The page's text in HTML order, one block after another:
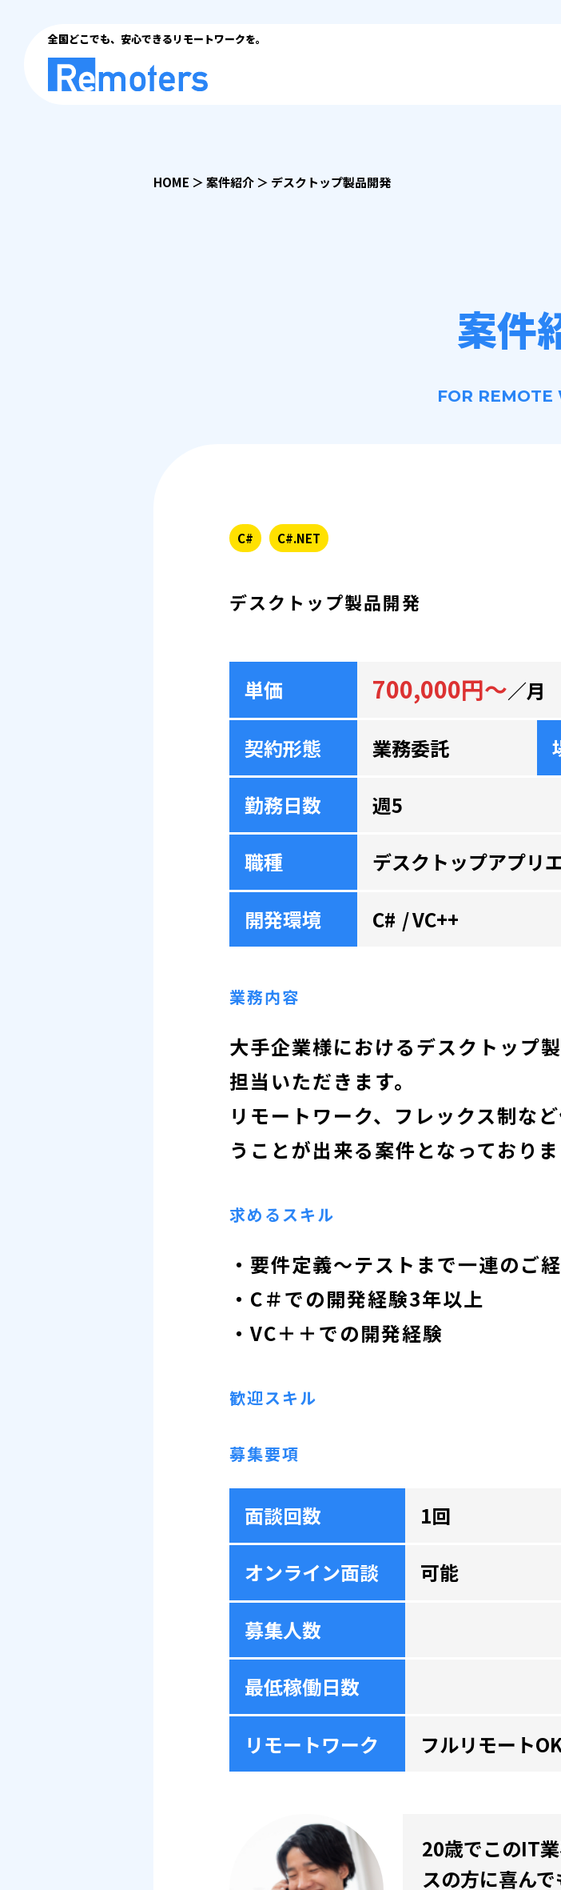
全国どこでも、安心できるリモートワークを。
HOME ＞案件紹介＞ デスクトップ製品開発
案件
FOR REMOTE
C# C#.NET
デスクトップ製品開発
単価 700,000円～／月
契約形態 業務委託
勤務日数 週5
職種 デスクトップアプリ
開発環境 C# VC++
業務内容
大手企業様におけるデスクトップ
担当いただきます。
リモートワーク、フレックス制な
うことが出来る案件となっておりま
求めるスキル
・要件定義～テストまで一連のご
・C＃での開発経験3年以上
・VC＋＋での開発経験
歓迎スキル
募集要項
面談回数 1回
オンライン面談 可能
募集人数
最低稼働日数
リモートワーク フルリモート
20歳でこのIT
スの方に喜ん